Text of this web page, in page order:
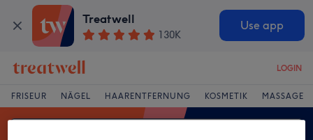
Treatwell
130K
Use app
LOGIN
FRISEUR NÄGEL HAARENTFERNUNG KOSMETIK MASSAGE